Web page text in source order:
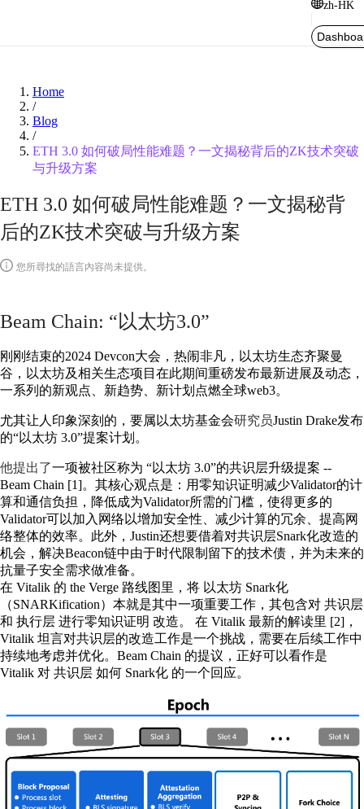
zh-HK
Home
/
Blog
/
ETH 3.0 如何破局性能难题？一文揭秘背后的ZK技术突破
与升级方案
ETH 3.0 如何破局性能难题？一文揭秘背
后的ZK技术突破与升级方案
您所尋找的語言內容尚未提供。
Beam Chain: “以太坊3.0”
刚刚结束的2024 Devcon大会，热闹非凡，以太坊生态齐聚曼
谷，以太坊及相关生态项目在此期间重磅发布最新进展及动态，
一系列的新观点、新趋势、新计划点燃全球web3。
尤其让人印象深刻的，要属以太坊基金会研究员Justin Drake发布
的“以太坊 3.0”提案计划。
他提出了一项被社区称为 “以太坊 3.0”的共识层升级提案 --
Beam Chain [1]。其核心观点是：用零知识证明减少Validator的计
算和通信负担，降低成为Validator所需的门槛，使得更多的
Validator可以加入网络以增加安全性、减少计算的冗余、提高网
络整体的效率。此外，Justin还想要借着对共识层Snark化改造的
机会，解决Beacon链中由于时代限制留下的技术债，并为未来的
抗量子安全需求做准备。
在 Vitalik 的 the Verge 路线图里，将 以太坊 Snark化
（SNARKification）本就是其中一项重要工作，其包含对 共识层
和 执行层 进行零知识证明 改造。 在 Vitalik 最新的解读里 [2]，
Vitalik 坦言对共识层的改造工作是一个挑战，需要在后续工作中
持续地考虑并优化。Beam Chain 的提议，正好可以看作是
Vitalik 对 共识层 如何 Snark化 的一个回应。